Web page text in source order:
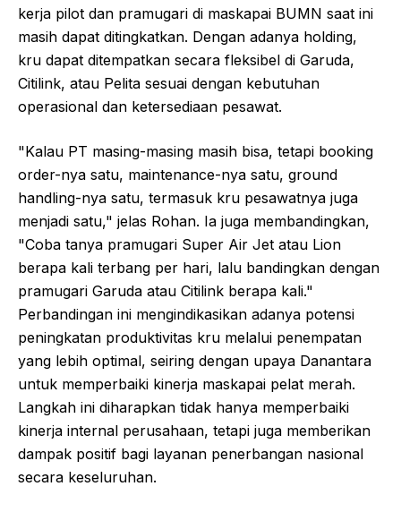
kerja pilot dan pramugari di maskapai BUMN saat ini
masih dapat ditingkatkan. Dengan adanya holding,
kru dapat ditempatkan secara fleksibel di Garuda,
Citilink, atau Pelita sesuai dengan kebutuhan
operasional dan ketersediaan pesawat.
"Kalau PT masing-masing masih bisa, tetapi booking
order-nya satu, maintenance-nya satu, ground
handling-nya satu, termasuk kru pesawatnya juga
menjadi satu," jelas Rohan. Ia juga membandingkan,
"Coba tanya pramugari Super Air Jet atau Lion
berapa kali terbang per hari, lalu bandingkan dengan
pramugari Garuda atau Citilink berapa kali."
Perbandingan ini mengindikasikan adanya potensi
peningkatan produktivitas kru melalui penempatan
yang lebih optimal, seiring dengan upaya Danantara
untuk memperbaiki kinerja maskapai pelat merah.
Langkah ini diharapkan tidak hanya memperbaiki
kinerja internal perusahaan, tetapi juga memberikan
dampak positif bagi layanan penerbangan nasional
secara keseluruhan.